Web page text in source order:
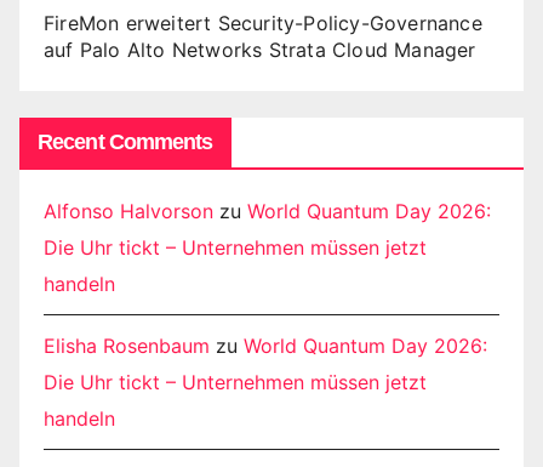
FireMon erweitert Security-Policy-Governance
auf Palo Alto Networks Strata Cloud Manager
Recent Comments
Alfonso Halvorson zu World Quantum Day 2026:
Die Uhr tickt – Unternehmen müssen jetzt
handeln
Elisha Rosenbaum zu World Quantum Day 2026:
Die Uhr tickt – Unternehmen müssen jetzt
handeln